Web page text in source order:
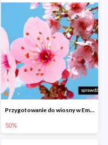
Przygotowanie do wiosny w Empiku - setki produktów do -50%
50%